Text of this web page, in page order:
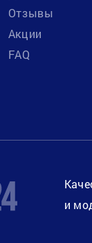
Отзывы
Акции
FAQ
и